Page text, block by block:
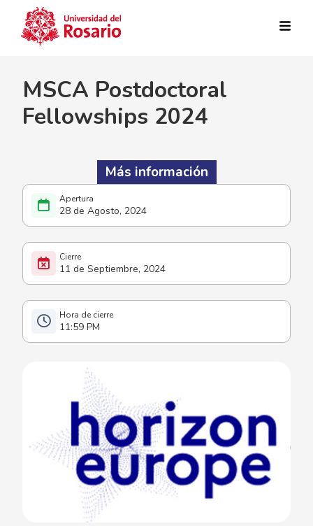
28 de Agosto, 2024
11 de Septiembre, 2024
11:59 PM
MSCA Postdoctoral
Fellowships 2024
Más información